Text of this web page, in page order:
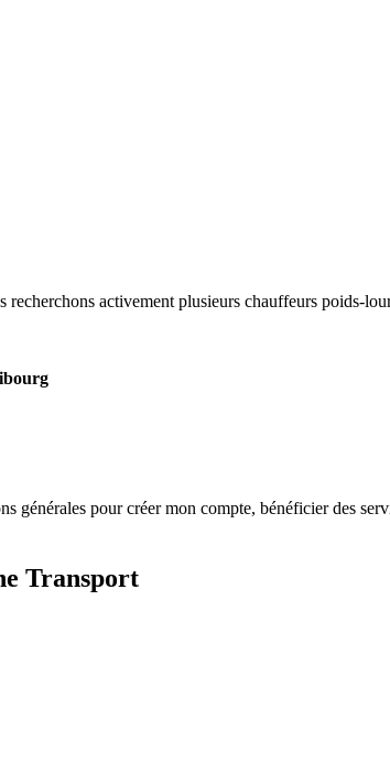
recherchons activement plusieurs chauffeurs poids-
générales pour créer mon compte, bénéficier des
Transport